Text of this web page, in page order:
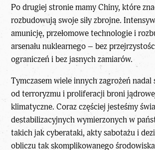
Po drugiej stronie mamy Chiny, które
rozbudowują swoje siły zbrojne.
amunicję, przełomowe technologie i
arsenału nuklearnego – bez
ograniczeń i bez jasnych zamiarów.
Tymczasem wiele innych zagrożeń
od terroryzmu i proliferacji broni
klimatyczne. Coraz częściej jesteśmy
destabilizacyjnych wymierzonych w
takich jak cyberataki, akty sabotażu i
obliczu tak skomplikowanego środowiska